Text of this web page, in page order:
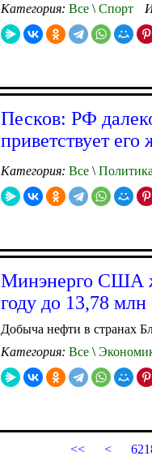
Категория: Все \ Спорт
Песков: РФ
приветствует
Категория: Все \ Политика
Минэнерго США
году до 13,78 млн
Добыча нефти в странах
Категория: Все \
<< <